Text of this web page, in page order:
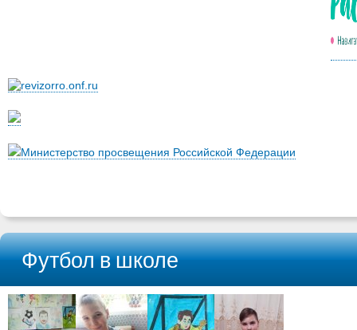
Министерство просвещения Российской Федерации
Футбол в школе